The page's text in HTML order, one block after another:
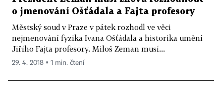
o jmenování Ošťádala a Fajta profesory
Městský soud v Praze v pátek rozhodl ve věci
nejmenování fyzika Ivana Ošťádala a historika umění
Jiřího Fajta profesory. Miloš Zeman musí...
29. 4. 2018 ▪ 1 min. čtení